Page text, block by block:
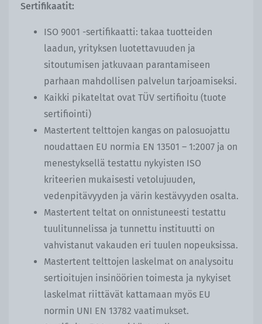
Sertifikaatit:
ISO 9001 -sertifikaatti: takaa tuotteiden
laadun, yrityksen luotettavuuden ja
sitoutumisen jatkuvaan parantamiseen
parhaan mahdollisen palvelun tarjoamiseksi.
Kaikki pikateltat ovat TÜV sertifioitu (tuote
sertifiointi)
Mastertent telttojen kangas on palosuojattu
noudattaen EU normia EN 13501 – 1:2007 ja on
menestyksellä testattu nykyisten ISO
kriteerien mukaisesti vetolujuuden,
vedenpitävyyden ja värin kestävyyden osalta.
Mastertent teltat on onnistuneesti testattu
tuulitunnelissa ja tunnettu instituutti on
vahvistanut vakauden eri tuulen nopeuksissa.
Mastertent telttojen laskelmat on analysoitu
sertioitujen insinöörien toimesta ja nykyiset
laskelmat riittävät kattamaan myös EU
normin UNI EN 13782 vaatimukset.